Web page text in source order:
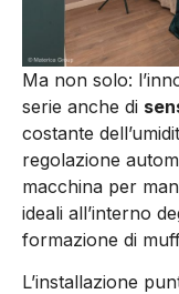
Ma non solo:
serie anche di
costante
regolazione
macchina per
ideali all’interno
formazione di
L’installazione